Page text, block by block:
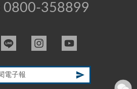
0800-358899